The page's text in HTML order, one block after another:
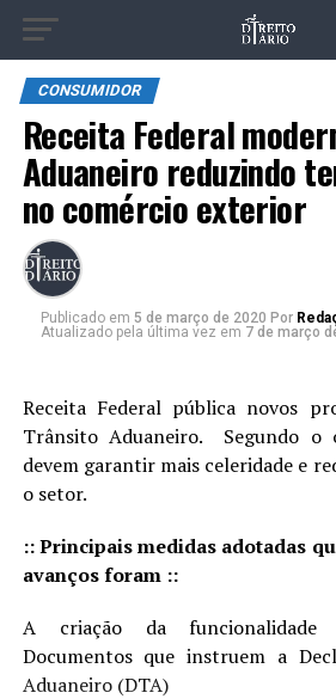
CONSUMIDOR
Receita Federal
Aduaneiro reduzindo
no comércio exterior
Publicado em 5 de março de 2020 Por
Atualizado pela última vez em 7 de março
Receita Federal pública novos
Trânsito Aduaneiro. Segundo o
devem garantir mais celeridade e
o setor.
:: Principais medidas adotadas
avanços foram ::
A criação da funcionalidade
Documentos que instruem a
Aduaneiro (DTA)